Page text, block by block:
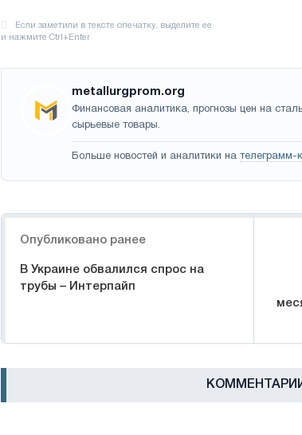
metallurgprom.org
Финансовая аналитика, прогнозы цен на
сырьевые товары.
Больше новостей и аналитики на телеграмм-
Опубликовано ранее
В Украине обвалился спрос на
трубы – Интерпайп